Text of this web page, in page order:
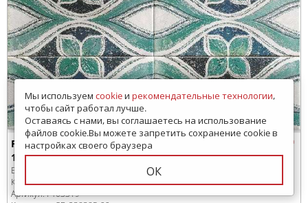
PT03319 Плитка настенная Mainzu Riviera Tolon
15x30
Бренд:
Коллекция:Riviera
Артикул:PT03319
Мы используем cookieи рекомендательные технологии,
чтобы сайт работал лучше.
Оставаясь с нами, вы соглашаетесь на использование
файлов cookie.Вы можете запретить сохранение cookie в
настройках своего браузера
ОК